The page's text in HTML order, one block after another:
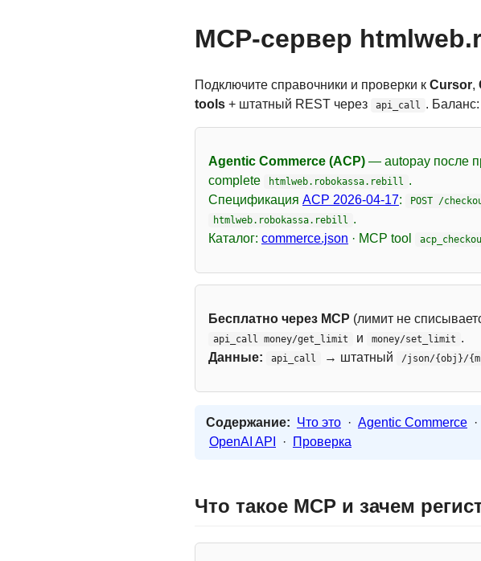
MCP-сервер
Подключите справочники и проверки к Cursor,
tools + штатный REST через api_call . Баланс:
Agentic Commerce (ACP) — autopay после
complete
htmlweb.robokassa.rebill .
Спецификация ACP 2026-04-17: POST /
htmlweb.robokassa.rebill .
Каталог: commerce.json · MCP tool
Бесплатно через MCP (лимит не
api_call money/get_limit и money/set_limit .
Данные:
api_call → штатный /json/{obj}/
Содержание: Что это · Agentic Commerce ·
OpenAI API
· Проверка
Что такое MCP и зачем